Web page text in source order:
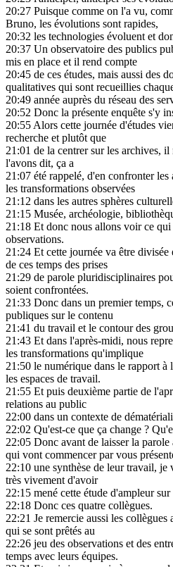
20:27 Puisque comme on l'a vu,
Bruno, les évolutions sont rapides,
20:32 les technologies évoluent et
20:37 Un observatoire des publics
mis en place et il rend compte
20:45 de ces études, mais aussi des
qualitatives qui sont recueillies
20:49 année auprès du réseau des
20:52 Donc la présente enquête s'y
20:55Alors cette journée d'études
recherche et plutôt que
21:01 de la centrer sur les archives,
l'avons dit, ça a
21:07 été rappelé, d'en confronter les
les transformations observées
21:12 dans les autres sphères
21:15 Musée, archéologie,
21:18 Et donc nous allons voir ce qui
observations.
21:24 Et cette journée va être
de ces temps des prises
21:29 de parole pluridisciplinaires
soient confrontées.
21:33 Donc dans un premier temps,
publiques sur le contenu
21:41 du travail et le contour des
21:43 Et dans l'après-midi, nous
les transformations qu'implique
21:50 le numérique dans le rapport à
les espaces de travail.
21:55 Et puis deuxième partie de
relations au public
22:00 dans un contexte de
22:02 Qu'est-ce que ça change ?
22:05 Donc avant de laisser la
qui vont commencer par vous
22:10 une synthèse de leur travail,
très vivement d'avoir
22:15 mené cette étude d'ampleur sur
22:18 Donc ces quatre collègues.
22:21 Je remercie aussi les collègues
qui se sont prêtés au
22:26 jeu des observations et des
temps avec leurs équipes.